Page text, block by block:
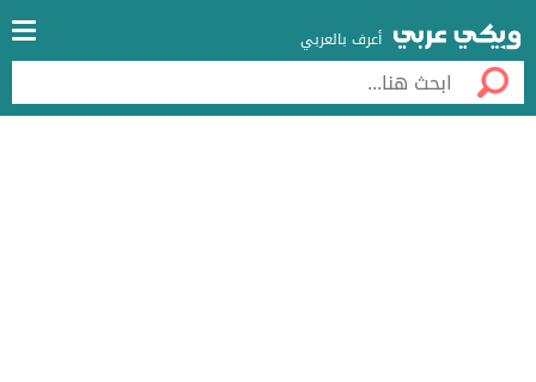
أعرف بالعربي